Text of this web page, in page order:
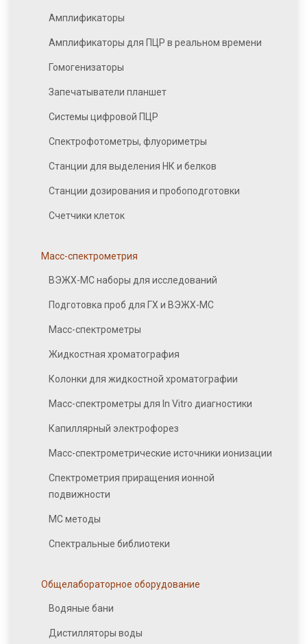
Амплификаторы
Амплификаторы для ПЦР в реальном времени
Гомогенизаторы
Запечатыватели планшет
Системы цифровой ПЦР
Спектрофотометры, флуориметры
Станции для выделения НК и белков
Станции дозирования и пробоподготовки
Счетчики клеток
Масс-спектрометрия
ВЭЖХ-МС наборы для исследований
Подготовка проб для ГХ и ВЭЖХ-МС
Масс-спектрометры
Жидкостная хроматография
Колонки для жидкостной хроматографии
Масс-спектрометры для In Vitro диагностики
Капиллярный электрофорез
Масс-спектрометрические источники ионизации
Спектрометрия приращения ионной
подвижности
МС методы
Спектральные библиотеки
Общелабораторное оборудование
Водяные бани
Дистилляторы воды